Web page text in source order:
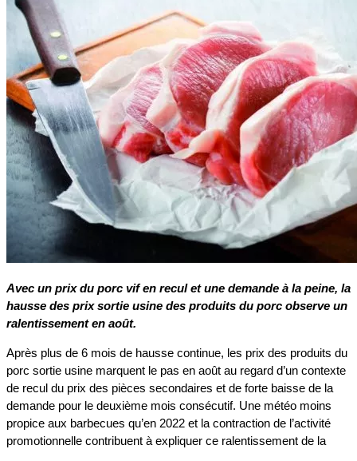
Avec un prix du porc vif en recul et une demande à la peine, la
hausse des prix sortie usine des produits du porc observe un
ralentissement en août.
Après plus de 6 mois de hausse continue, les prix des produits du
porc sortie usine marquent le pas en août au regard d’un contexte
de recul du prix des pièces secondaires et de forte baisse de la
demande pour le deuxième mois consécutif. Une météo moins
propice aux barbecues qu’en 2022 et la contraction de l’activité
promotionnelle contribuent à expliquer ce ralentissement de la